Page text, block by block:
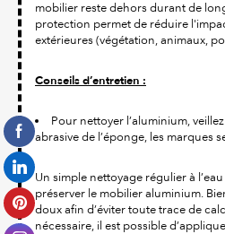
mobilier reste dehors durant de
protection permet de réduire
extérieures (végétation, animaux,
Conseils d’entretien :
Pour nettoyer l’aluminium,
abrasive de l’éponge, les marques
Un simple nettoyage régulier à
préserver le mobilier aluminium.
doux afin d’éviter toute trace de
nécessaire, il est possible